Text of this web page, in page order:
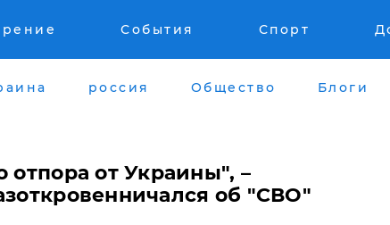
События Спорт
россия Общество Блоги
от Украины", –
об "СВО"